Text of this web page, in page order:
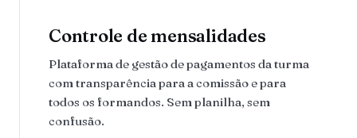
Controle de mensalidades
Plataforma de gestão de pagamentos da turma
com transparência para a comissão e para
todos os formandos. Sem planilha, sem
confusão.